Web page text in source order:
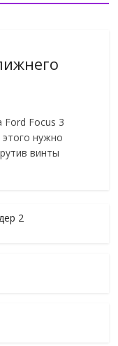
Ford Focus 3
нужно
винты
2